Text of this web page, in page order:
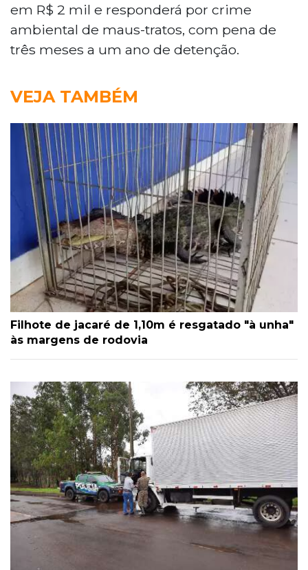
em R$ 2 mil e responderá por crime
ambiental de maus-tratos, com pena de
três meses a um ano de detenção.
VEJA TAMBÉM
Filhote de jacaré de 1,10m é resgatado "à unha"
às margens de rodovia